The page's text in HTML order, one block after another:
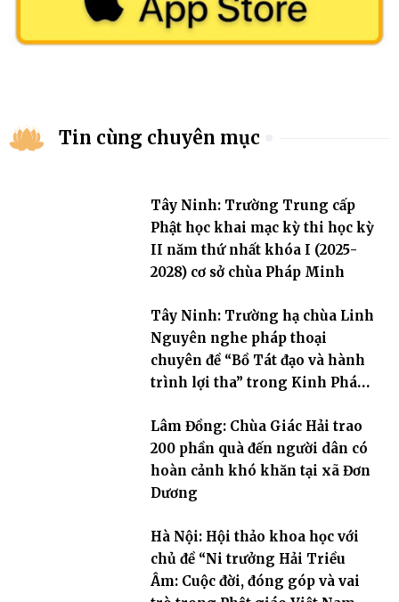
Tin cùng chuyên mục
Tây Ninh: Trường Trung cấp
Phật học khai mạc kỳ thi học kỳ
II năm thứ nhất khóa I (2025-
2028) cơ sở chùa Pháp Minh
Tây Ninh: Trường hạ chùa Linh
Nguyên nghe pháp thoại
chuyên đề “Bồ Tát đạo và hành
trình lợi tha” trong Kinh Pháp
Lâm Đồng: Chùa Giác Hải trao
200 phần quà đến người dân có
hoàn cảnh khó khăn tại xã Đơn
Dương
Hà Nội: Hội thảo khoa học với
chủ đề “Ni trưởng Hải Triều
Âm: Cuộc đời, đóng góp và vai